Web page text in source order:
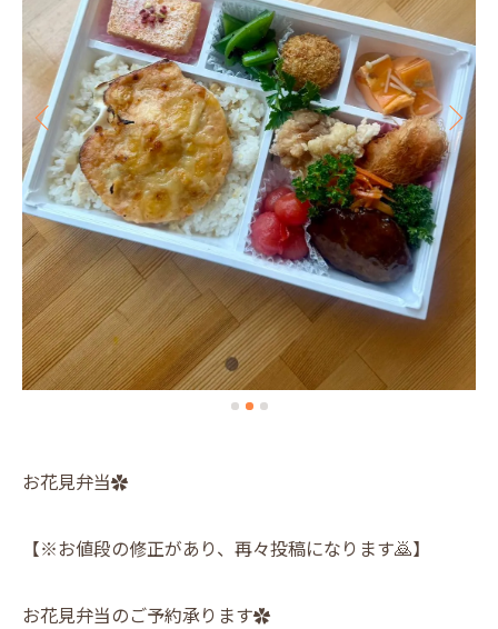
お花見弁当✿
【※お値段の修正があり、再々投稿になります🙇】
お花見弁当のご予約承ります✿